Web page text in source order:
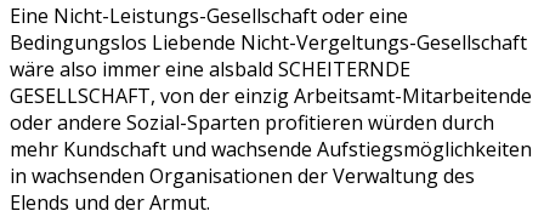
Eine Nicht-Leistungs-Gesellschaft oder eine
Bedingungslos Liebende Nicht-Vergeltungs-Gesellschaft
wäre also immer eine alsbald SCHEITERNDE
GESELLSCHAFT, von der einzig Arbeitsamt-Mitarbeitende
oder andere Sozial-Sparten profitieren würden durch
mehr Kundschaft und wachsende Aufstiegsmöglichkeiten
in wachsenden Organisationen der Verwaltung des
Elends und der Armut.